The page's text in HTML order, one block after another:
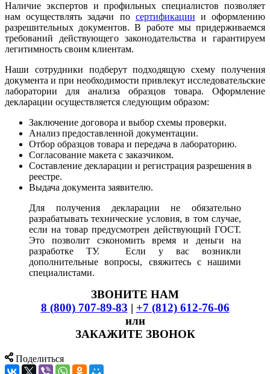
Наличие экспертов и профильных специалистов позволяет
нам осуществлять задачи по сертификации и оформлению
разрешительных документов. В работе мы придерживаемся
требований действующего законодательства и гарантируем
легитимность своим клиентам.
Наши сотрудники подберут подходящую схему получения
документа и при необходимости привлекут исследовательские
лаборатории для анализа образцов товара. Оформление
декларации осуществляется следующим образом:
Заключение договора и выбор схемы проверки.
Анализ предоставленной документации.
Отбор образцов товара и передача в лабораторию.
Согласование макета с заказчиком.
Составление декларации и регистрация разрешения в
реестре.
Выдача документа заявителю.
Для получения декларации не обязательно
разрабатывать технические условия, в том случае,
если на товар предусмотрен действующий ГОСТ.
Это позволит сэкономить время и деньги на
разработке ТУ. Если у вас возникли
дополнительные вопросы, свяжитесь с нашими
специалистами.
ЗВОНИТЕ НАМ
8 (800) 707-89-83 | +7 (812) 612-76-06
или
ЗАКАЖИТЕ ЗВОНОК
Поделиться